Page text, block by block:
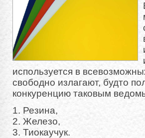
используется в
свободно излагают, будто
конкуренцию таковым
1. Резина,
2. Железо,
3. Тиокаучук.